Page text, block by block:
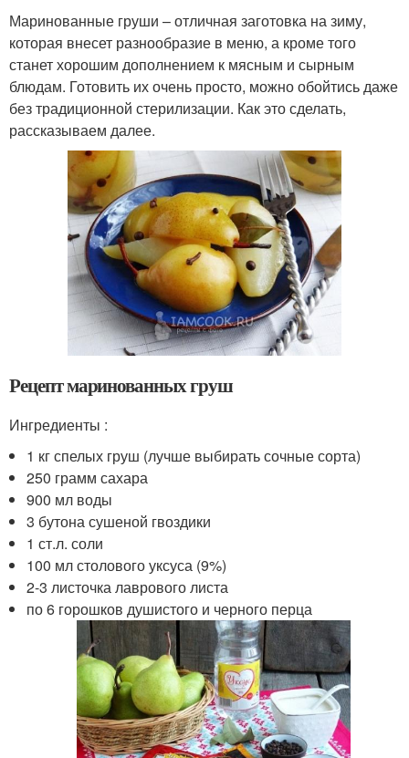
Маринованные груши – отличная заготовка на зиму,
которая внесет разнообразие в меню, а кроме того
станет хорошим дополнением к мясным и сырным
блюдам. Готовить их очень просто, можно обойтись даже
без традиционной стерилизации. Как это сделать,
рассказываем далее.
Рецепт маринованных груш
Ингредиенты :
1 кг спелых груш (лучше выбирать сочные сорта)
250 грамм сахара
900 мл воды
3 бутона сушеной гвоздики
1 ст.л. соли
100 мл столового уксуса (9%)
2-3 листочка лаврового листа
по 6 горошков душистого и черного перца